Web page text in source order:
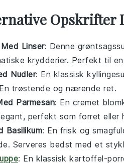
Opskrifter
Med Linser: Denne
krydderier. Perfekt til
Nudler: En klassisk
trøstende og nærende ret.
Parmesan: En cremet
perfekt som forret eller
Basilikum: En frisk og
. Serveres bedst med et
: En klassisk kartoffel-